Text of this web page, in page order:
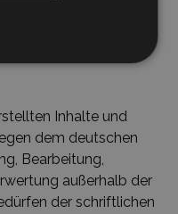
Inhalte und
dem deutschen
Bearbeitung,
außerhalb der
der schriftlichen